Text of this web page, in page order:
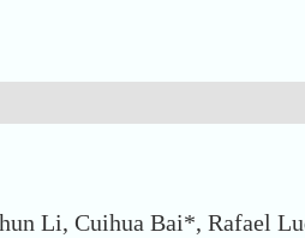
Li, Cuihua Bai*, Rafael